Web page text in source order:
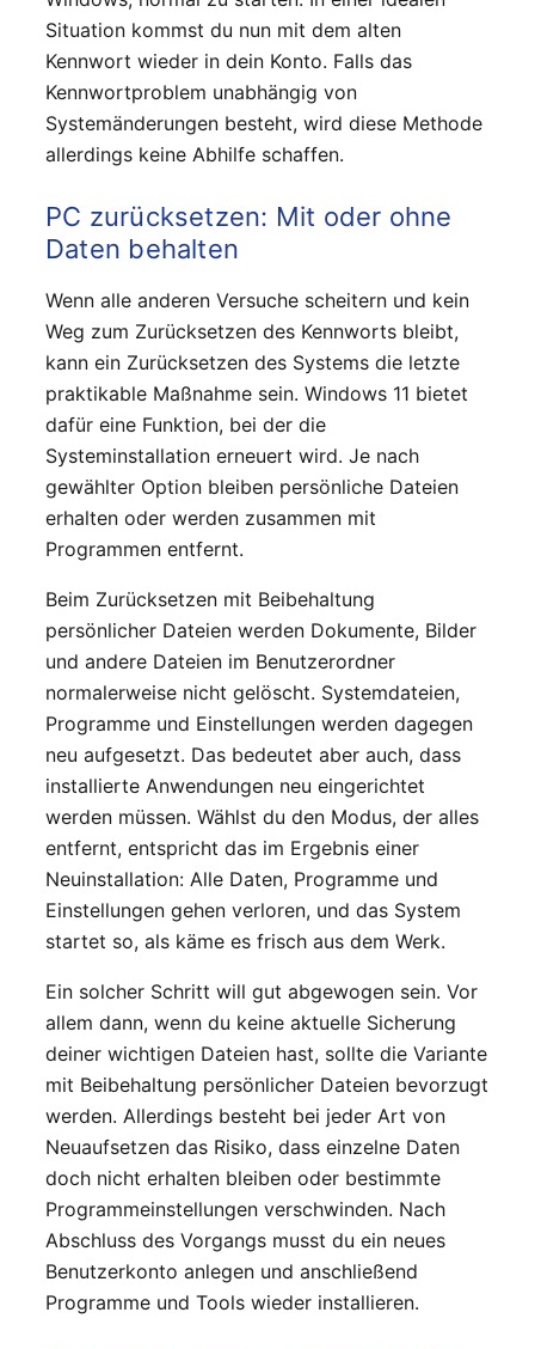
Situation kommst du nun mit dem alten
Kennwort wieder in dein Konto. Falls das
Kennwortproblem unabhängig von
Systemänderungen besteht, wird diese Methode
allerdings keine Abhilfe schaffen.
PC zurücksetzen: Mit oder ohne
Daten behalten
Wenn alle anderen Versuche scheitern und kein
Weg zum Zurücksetzen des Kennworts bleibt,
kann ein Zurücksetzen des Systems die letzte
praktikable Maßnahme sein. Windows 11 bietet
dafür eine Funktion, bei der die
Systeminstallation erneuert wird. Je nach
gewählter Option bleiben persönliche Dateien
erhalten oder werden zusammen mit
Programmen entfernt.
Beim Zurücksetzen mit Beibehaltung
persönlicher Dateien werden Dokumente, Bilder
und andere Dateien im Benutzerordner
normalerweise nicht gelöscht. Systemdateien,
Programme und Einstellungen werden dagegen
neu aufgesetzt. Das bedeutet aber auch, dass
installierte Anwendungen neu eingerichtet
werden müssen. Wählst du den Modus, der alles
entfernt, entspricht das im Ergebnis einer
Neuinstallation: Alle Daten, Programme und
Einstellungen gehen verloren, und das System
startet so, als käme es frisch aus dem Werk.
Ein solcher Schritt will gut abgewogen sein. Vor
allem dann, wenn du keine aktuelle Sicherung
deiner wichtigen Dateien hast, sollte die Variante
mit Beibehaltung persönlicher Dateien bevorzugt
werden. Allerdings besteht bei jeder Art von
Neuaufsetzen das Risiko, dass einzelne Daten
doch nicht erhalten bleiben oder bestimmte
Programmeinstellungen verschwinden. Nach
Abschluss des Vorgangs musst du ein neues
Benutzerkonto anlegen und anschließend
Programme und Tools wieder installieren.